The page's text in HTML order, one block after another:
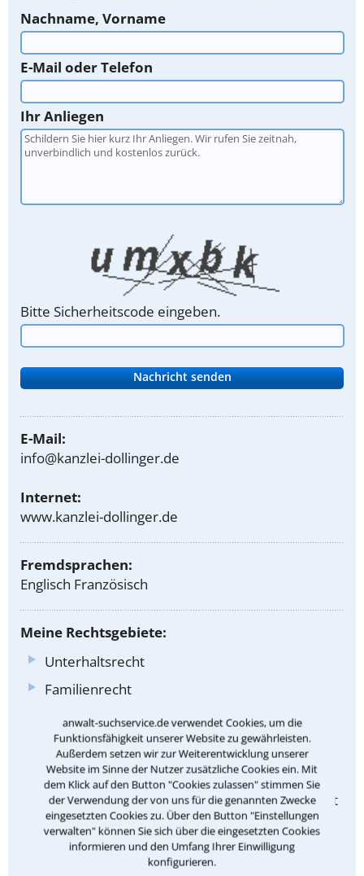
anwalt-suchservice.de verwendet Cookies, um die
Funktionsfähigkeit unserer Website zu gewährleisten.
Außerdem setzen wir zur Weiterentwicklung unserer
Website im Sinne der Nutzer zusätzliche Cookies ein. Mit
dem Klick auf den Button "Cookies zulassen" stimmen Sie
der Verwendung der von uns für die genannten Zwecke
eingesetzten Cookies zu. Über den Button "Einstellungen
verwalten" können Sie sich über die eingesetzten Cookies
informieren und den Umfang Ihrer Einwilligung
konfigurieren.
Nachname, Vorname
E-Mail oder Telefon
Ihr Anliegen
Bitte Sicherheitscode eingeben.
E-Mail:
info@kanzlei-dollinger.de
Internet:
www.kanzlei-dollinger.de
Fremdsprachen:
Englisch Französisch
Meine Rechtsgebiete:
Unterhaltsrecht
Familienrecht
Sorgerecht
Umgangsrecht
Scheidungsrecht
Recht der nichtehelichen Lebensgemeinschaft
Güterrecht
Zugewinnausgleich